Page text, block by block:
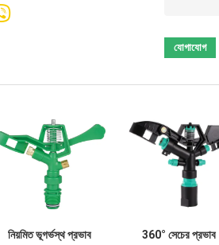
নিয়মিত ভূগর্ভস্থ প্রভাব
360° সেচের প্রভাব